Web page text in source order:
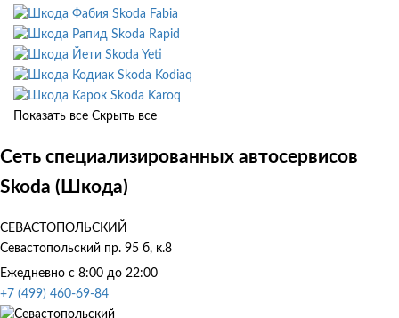
Skoda Fabia
Skoda Rapid
Skoda Yeti
Skoda Kodiaq
Skoda Karoq
Показать все Скрыть все
Сеть специализированных автосервисов
Skoda (Шкода)
СЕВАСТОПОЛЬСКИЙ
Севастопольский пр. 95 б, к.8
Ежедневно с 8:00 до 22:00
+7 (499) 460-69-84